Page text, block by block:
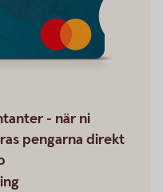
- när ni
pengarna direkt